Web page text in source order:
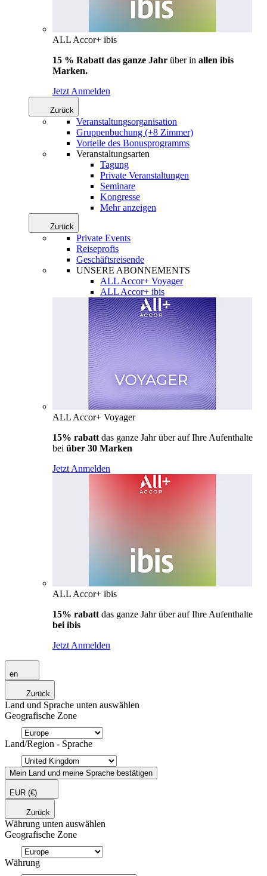
ALL Accor+ ibis
15 % Rabatt das ganze Jahr über in allen ibis
Marken.
Jetzt Anmelden
Zurück
Veranstaltungsorganisation
Gruppenbuchung (+8 Zimmer)
Vorteile des Bonusprogramms
Veranstaltungsarten
Tagung
Private Veranstaltungen
Seminare
Kongresse
Mehr anzeigen
Zurück
Private Events
Reiseprofis
Geschäftsreisende
UNSERE ABONNEMENTS
ALL Accor+ Voyager
ALL Accor+ ibis
ALL Accor+ Voyager
15% rabatt das ganze Jahr über auf Ihre Aufenthalte
bei über 30 Marken
Jetzt Anmelden
ALL Accor+ ibis
15% rabatt das ganze Jahr über auf Ihre Aufenthalte
bei ibis
Jetzt Anmelden
en
Zurück
Land und Sprache unten auswählen
Geografische Zone
Land/Region - Sprache
Mein Land und meine Sprache bestätigen
EUR (€)
Zurück
Währung unten auswählen
Geografische Zone
Währung